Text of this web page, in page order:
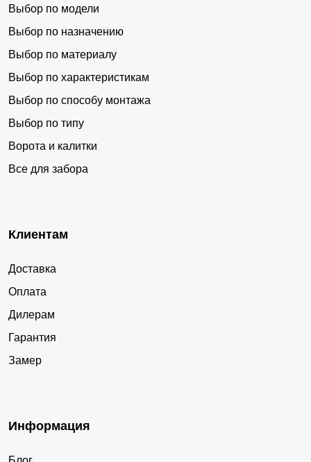
Выбор по модели
Выбор по назначению
Выбор по материалу
Выбор по характеристикам
Выбор по способу монтажа
Выбор по типу
Ворота и калитки
Все для забора
Клиентам
Доставка
Оплата
Дилерам
Гарантия
Замер
Информация